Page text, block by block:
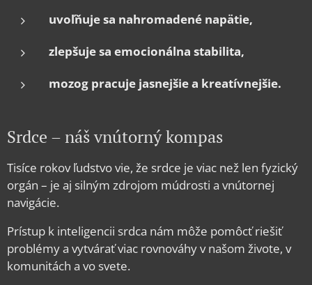
uvoľňuje sa nahromadené napätie,
zlepšuje sa emocionálna stabilita,
mozog pracuje jasnejšie a kreatívnejšie.
Srdce – náš vnútorný kompas
Tisíce rokov ľudstvo vie, že srdce je viac než len fyzický
orgán – je aj silným zdrojom múdrosti a vnútornej
navigácie.
Prístup k inteligencii srdca nám môže pomôcť riešiť
problémy a vytvárať viac rovnováhy v našom živote, v
komunitách a vo svete.